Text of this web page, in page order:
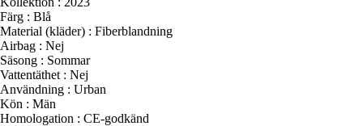
Färg : Blå
Material (kläder) : Fiberblandning
Airbag : Nej
Säsong : Sommar
Vattentäthet : Nej
Användning : Urban
Kön : Män
Homologation : CE-godkänd